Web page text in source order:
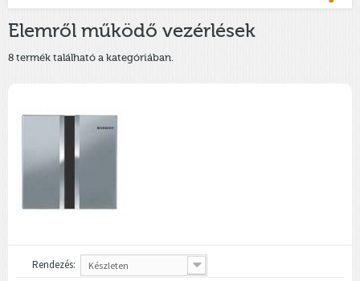
Elemről működő vezérlések
8 termék található a kategóriában.
Rendezés: Készleten